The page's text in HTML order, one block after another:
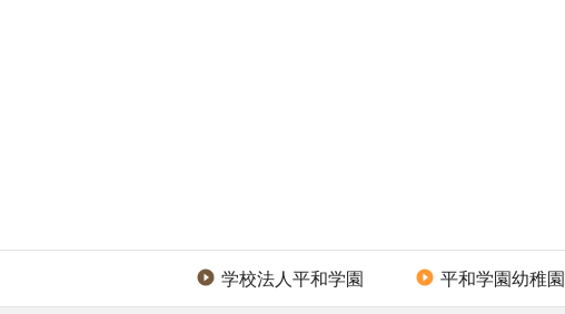
 学校法人平和学園  平和学園幼稚園